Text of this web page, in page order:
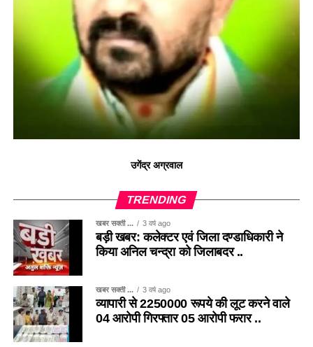
उगेंद्र अग्रवाल
TRENDING
खबर सक्ती ... 3 वर्ष ago
बड़ी खबर: कलेक्टर एवं जिला दण्डाधिकारी ने
किया अनिल चन्द्रा को जिलाबदर ..
खबर सक्ती ... 3 वर्ष ago
व्यापारी से 2250000 रूपये की लूट करने वाले
04 आरोपी गिरफ्तार 05 आरोपी फरार ..